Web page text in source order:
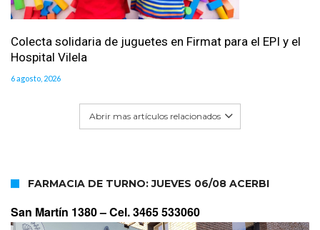
Colecta solidaria de juguetes en Firmat para el EPI y el
Hospital Vilela
6 agosto, 2026
Abrir mas artículos relacionados
FARMACIA DE TURNO: JUEVES 06/08 ACERBI
San Martín 1380 –Cel. 3465 533060